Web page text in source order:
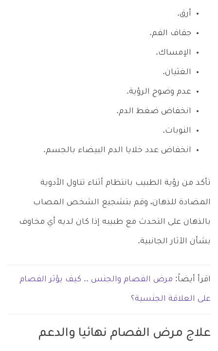
أرق.
جفاف الفم.
الإمساك.
الغثيان.
عدم وضوح الرؤية.
انخفاض ضغط الدم.
النوبات.
انخفاض عدد خلايا الدم البيضاء بالجسم.
تأكد من رؤية الطبيب بانتظام أثناء تناول الأدوية
المضادة للذهان، وقم بتشجيع الشخص المصاب
بالذهان على التحدث مع طبيبه إذا كان لديه أي مخاوف
بشأن الآثار الجانبية.
اقرأ أيضاً: مرض الفصام والجنس .. كيف يؤثر الفصام
على العلاقة الجنسية؟
علاج مرض الفصام نهائيا والدعم